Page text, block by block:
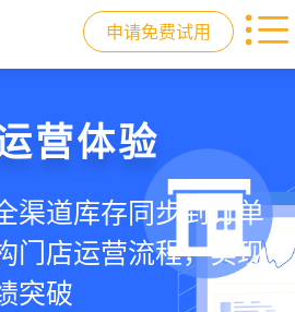
申请免费试用
就用店易
存+会员增长+小程序
解决开店管店及业绩
营体验
渠道库存同步到订单
门店运营流程，实现
突破
员增长
精准营销到优惠券互
量沉淀和会员复购，
效果
意边界
、线上引流到线下售
售渠道，拓展生意边
验